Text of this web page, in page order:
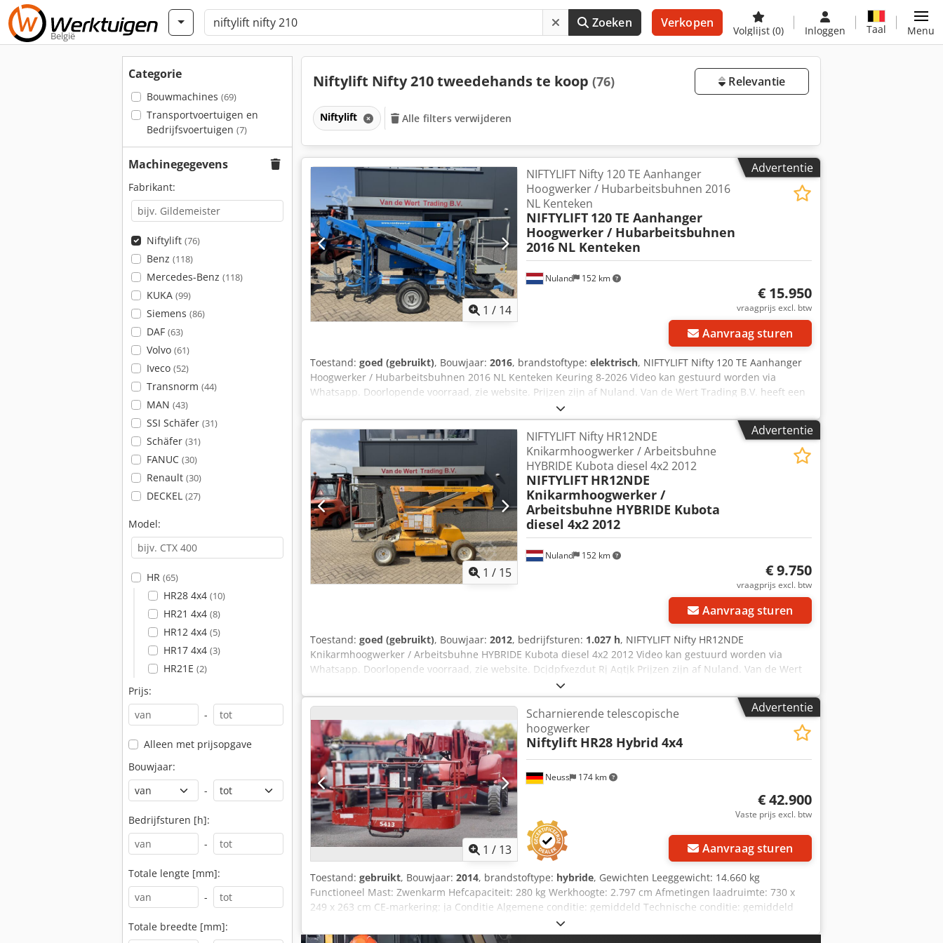
België
Zoeken Verkopen
Volglijst (0) Inloggen Taal Menu
Categorie
Bouwmachines (69)
Transportvoertuigen en
Bedrijfsvoertuigen (7)
Machinegegevens
Fabrikant:
Niftylift (76)
Benz (118)
Mercedes-Benz (118)
KUKA (99)
Siemens (86)
DAF (63)
Volvo (61)
Iveco (52)
Transnorm (44)
MAN (43)
SSI Schäfer (31)
Schäfer (31)
FANUC (30)
Renault (30)
DECKEL (27)
Model:
HR (65)
HR28 4x4 (10)
HR21 4x4 (8)
HR12 4x4 (5)
HR17 4x4 (3)
HR21E (2)
Prijs:
-
Alleen met prijsopgave
Bouwjaar:
-
Bedrijfsturen [h]:
-
Totale lengte [mm]:
-
Totale breedte [mm]:
Niftylift Nifty 210 tweedehands te koop (76) Relevantie
Niftylift Alle filters verwijderen
Advertentie
1 / 14
Nuland 152 km
NIFTYLIFT Nifty 120 TE Aanhanger
Hoogwerker / Hubarbeitsbuhnen 2016
NL Kenteken
NIFTYLIFT 120 TE Aanhanger
Hoogwerker / Hubarbeitsbuhnen
2016 NL Kenteken
€ 15.950
vraagprijs excl. btw
Aanvraag sturen
Toestand: goed (gebruikt), Bouwjaar: 2016, brandstoftype: elektrisch, NIFTYLIFT Nifty 120 TE Aanhanger
Hoogwerker / Hubarbeitsbuhnen 2016 NL Kenteken Keuring 8-2026 Video kan gestuurd worden via
Whatsapp. Doorlopende voorraad, zie website. Prijzen zijn af Nuland. Van de Wert Trading B.V. heeft een
wisselende voorraad van machines, truck, trailers en aanbouwdelen. Al onze leveringen zijn tegen
handelsprijzen in AS-IS condities zonder garanties. (zie onze algemene voorwaarden) Voor een
bezichtiging en/of proefrit kunt u vrijblijvend een afspraak maken. Bel even vooraf wij zijn niet constant
aanwezig. Van de Wert Trading B.V. Bedrijfsstraat 3 5391 LR Nuland Dcsdpfxezf Hx Uj Aqtsk
Advertentie
1 / 15
Nuland 152 km
NIFTYLIFT Nifty HR12NDE
Knikarmhoogwerker / Arbeitsbuhne
HYBRIDE Kubota diesel 4x2 2012
NIFTYLIFT HR12NDE
Knikarmhoogwerker /
Arbeitsbuhne HYBRIDE Kubota
diesel 4x2 2012
€ 9.750
vraagprijs excl. btw
Aanvraag sturen
Toestand: goed (gebruikt), Bouwjaar: 2012, bedrijfsturen: 1.027 h, NIFTYLIFT Nifty HR12NDE
Knikarmhoogwerker / Arbeitsbuhne HYBRIDE Kubota diesel 4x2 2012 Video kan gestuurd worden via
Whatsapp. Doorlopende voorraad, zie website. Dcjdpfxezdut Rj Aqtjk Prijzen zijn af Nuland. Van de Wert
Trading B.V. heeft een wisselende voorraad van machines, truck, trailers en aanbouwdelen. Al onze
leveringen zijn tegen handelsprijzen in AS-IS condities zonder garanties. (zie onze algemene
voorwaarden) Voor een bezichtiging en/of proefrit kunt u vrijblijvend een afspraak maken. Bel even vooraf
wij zijn niet constant aanwezig. Van de Wert Trading B.V. Bedrijfsstraat 3 5391 LR Nuland
Advertentie
1 / 13
Neuss 174 km
Scharnierende telescopische
hoogwerker
Niftylift HR28 Hybrid 4x4
€ 42.900
Vaste prijs excl. btw
Aanvraag sturen
Toestand: gebruikt, Bouwjaar: 2014, brandstoftype: hybride, Gewichten Leeggewicht: 14.660 kg
Functioneel Mast: Zwenkarm Hefcapaciteit: 280 kg Werkhoogte: 2.797 cm Afmetingen laadruimte: 730 x
249 x 263 cm CE-markering: ja Conditie Algemene conditie: gemiddeld Technische conditie: gemiddeld
Visuele conditie: gemiddeld Schade: Beschadigd voertuig (niet rijbaar) Aanvullende informatie Dcodpfszr
D A Dox Aqtjk Leveringsvoorwaarden: EXW Max. horizontale reikwijdte: 1936 m Max. uitslag van de arm in